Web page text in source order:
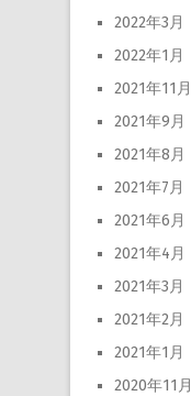
2022年3月
2022年1月
2021年11月
2021年9月
2021年8月
2021年7月
2021年6月
2021年4月
2021年3月
2021年2月
2021年1月
2020年11月